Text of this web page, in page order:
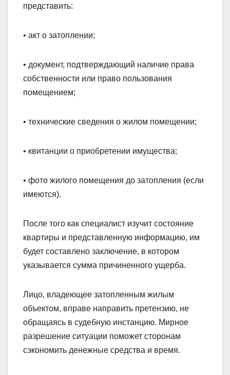
представить:
• акт о затоплении;
• документ, подтверждающий наличие права
собственности или право пользования
помещением;
• технические сведения о жилом помещении;
• квитанции о приобретении имущества;
• фото жилого помещения до затопления (если
имеются).
После того как специалист изучит состояние
квартиры и представленную информацию, им
будет составлено заключение, в котором
указывается сумма причиненного ущерба.
Лицо, владеющее затопленным жилым
объектом, вправе направить претензию, не
обращаясь в судебную инстанцию. Мирное
разрешение ситуации поможет сторонам
сэкономить денежные средства и время.